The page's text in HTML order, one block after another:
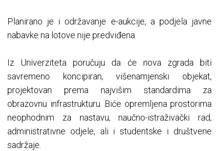
Planirano je i održavanje e-aukcije, a podjela javne
nabavke na lotove nije predviđena.
Iz Univerziteta poručuju da će nova zgrada biti
savremeno koncipiran, višenamjenski objekat,
projektovan prema najvišim standardima za
obrazovnu infrastrukturu. Biće opremljena prostorima
neophodnim za nastavu, naučno-istraživački rad,
administrativne odjele, ali i studentske i društvene
sadržaje.